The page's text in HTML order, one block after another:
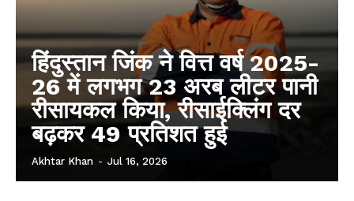
हिंदुस्तान जिंक ने वित्त वर्ष 2025-
26 में लगभग 23 अरब लीटर पानी
रीसायकल किया, रीसाईक्लिंग दर
बढ़कर 49 प्रतिशत हुई
Akhtar Khan - Jul 16, 2026